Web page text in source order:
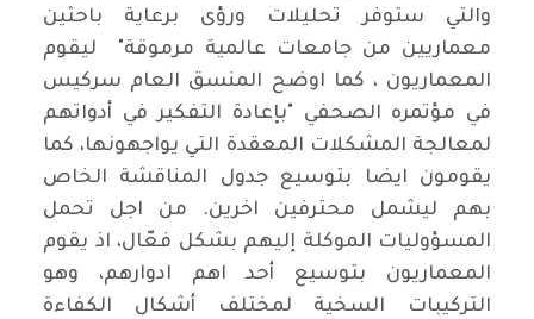
والتي ستوفر تحليلات ورؤى برعاية باحثين
معماريين من جامعات عالمية مرموقة" ليقوم
المعماريون ، كما اوضح المنسق العام سركيس
في مؤتمره الصحفي "بإعادة التفكير في أدواتهم
لمعالجة المشكلات المعقدة التي يواجهونها، كما
يقومون ايضا بتوسيع جدول المناقشة الخاص
بهم ليشمل محترفين اخرين. من اجل تحمل
المسؤوليات الموكلة إليهم بشكل فعّال، اذ يقوم
المعماريون بتوسيع أحد اهم ادوارهم، وهو
التركيبات السخية لمختلف أشكال الكفاءة